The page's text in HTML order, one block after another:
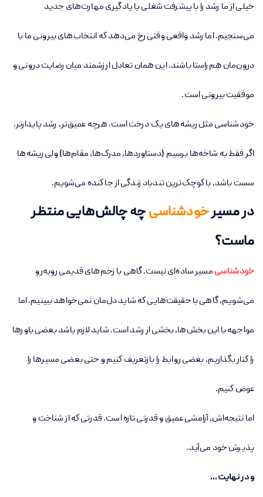
خیلی از ما رشد را با پیشرفت شغلی یا یادگیری مهارت‌های جدید
می‌سنجیم. اما رشد واقعی وقتی رخ می‌دهد که انتخاب‌های بیرونی ما با
درون‌مان هم‌راستا باشند. این همان تعادل ارزشمند میان رضایت درونی و
موفقیت بیرونی است.
خودشناسی مثل ریشه‌های یک درخت است. هرچه عمیق‌تر، رشد پایدارتر.
اگر فقط به شاخه‌ها برسیم (دستاوردها، مدرک‌ها، مقام‌ها) ولی ریشه‌ها
سست باشد، با کوچک‌ترین تندباد زندگی از جا کنده می‌شویم.
در مسیرخودشناسیچه چالش‌هایی منتظر
ماست؟
خودشناسیمسیر ساده‌ای نیست. گاهی با زخم‌های قدیمی روبه‌رو
می‌شویم، گاهی با حقیقت‌هایی که شاید دل‌مان نمی‌خواهد ببینیم. اما
مواجهه با این بخش‌ها، بخشی از رشد است. شاید لازم باشد بعضی باورها
را کنار بگذاریم، بعضی روابط را بازتعریف کنیم و حتی بعضی مسیرها را
عوض کنیم.
اما نتیجه‌اش، آرامشی عمیق و قدرتی تازه است. قدرتی که از شناخت و
پذیرش خود می‌آید.
و در نهایت...